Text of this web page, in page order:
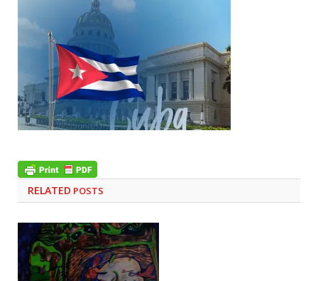
RELATED POSTS